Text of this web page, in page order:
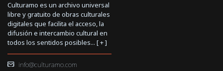
Culturamo es un archivo universal
libre y gratuito de obras culturales
digitales que facilita el acceso, la
difusión e intercambio cultural en
todos los sentidos posibles... [+]
info@culturamo.com